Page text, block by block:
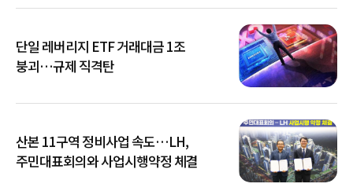
단일 레버리지 ETF 거래대금 1조
붕괴…규제 직격탄
산본 11구역 정비사업 속도…LH,
주민대표회의와 사업시행약정 체결